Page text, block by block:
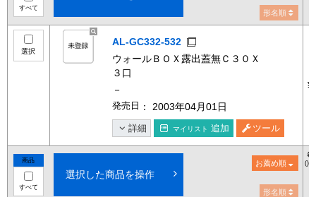
すべて
形名順
選択
AL-GC332-532
ウォールＢＯＸ露出蓋無Ｃ３０Ｘ
３口
－
発売日 ： 2003年04月01日
詳細 マイリスト 追加 ツール
商品
すべて
選択した商品を操作
お薦め順
希
()
形名順